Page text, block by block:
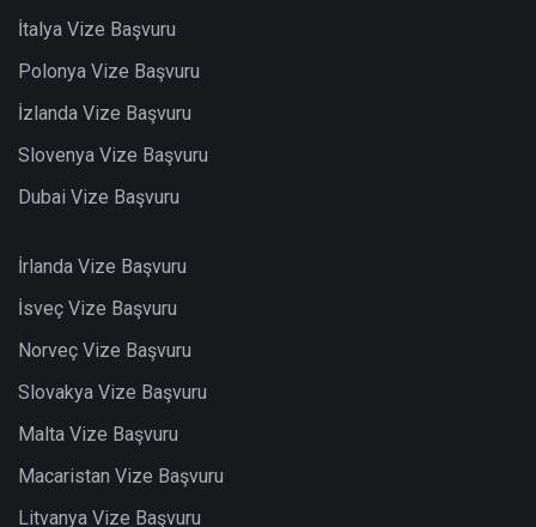
İtalya Vize Başvuru
Polonya Vize Başvuru
İzlanda Vize Başvuru
Slovenya Vize Başvuru
Dubai Vize Başvuru
İrlanda Vize Başvuru
İsveç Vize Başvuru
Norveç Vize Başvuru
Slovakya Vize Başvuru
Malta Vize Başvuru
Macaristan Vize Başvuru
Litvanya Vize Başvuru